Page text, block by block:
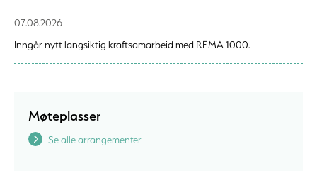
07.08.2026
Inngår nytt langsiktig kraftsamarbeid med REMA 1000.
Møteplasser
Se alle arrangementer